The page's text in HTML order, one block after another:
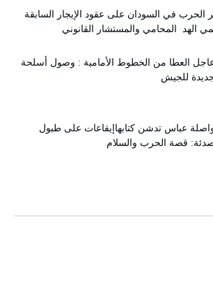
الحرب في السودان على عقود الإيجار السابقة
الهد المحامي والمستشار القانوني
العطا من الخطوط الأمامية : وصول أسلحة
للجيش
عباس تدشن كتابهاإيقاعات على طبول
قصة الحرب والسلام